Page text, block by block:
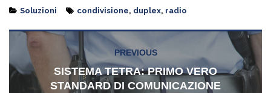
Categories
Soluzioni Tags
condivisione, duplex, radio
Navigazione
articoli
Previous
post:
PREVIOUS
SISTEMA TETRA: PRIMO VERO
STANDARD DI COMUNICAZIONE